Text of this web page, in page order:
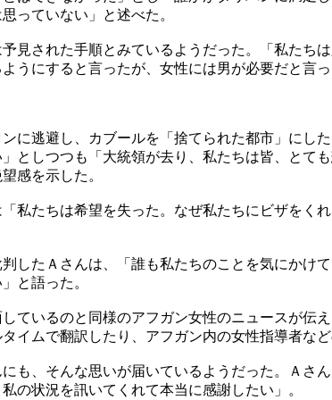
っていない」と述べた。
見された手順とみているようだった。「私た
うにすると言ったが、女性には男が必要だと言
に逃避し、カブールを「捨てられた都市」に
としつつも「大統領が去り、私たちは皆、とて
感を示した。
私たちは希望を失った。なぜ私たちにビザを
したＡさんは、「誰も私たちのことを気にか
と語った。
ているのと同様のアフガン女性のニュースが
イムで翻訳したり、アフガン内の女性指導者な
も、そんな思いが届いているようだった。Ａ
の状況を訊いてくれて本当に感謝したい」。